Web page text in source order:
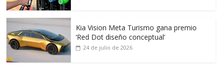
Kia Vision Meta Turismo gana premio
‘Red Dot diseño conceptual’
24 de julio de 2026